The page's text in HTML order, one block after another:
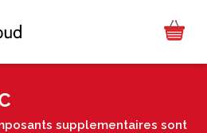
supplementaires sont